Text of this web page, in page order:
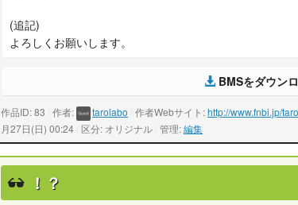
(追記)
よろしくお願いします。
BMSをダウン
作品ID: 83 作者: tarolabo 作者Webサイト:http://www.fnbi.jp/
月27日(日) 00:24 区分: オリジナル 管理:編集
！？